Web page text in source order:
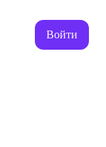
Войти